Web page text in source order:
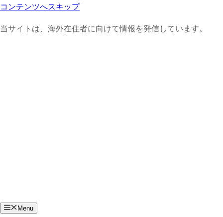
コンテンツへスキップ
当サイトは、海外在住者に向けて情報を発信しています。
Menu